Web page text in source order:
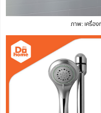
ภาพ: เครื่อ